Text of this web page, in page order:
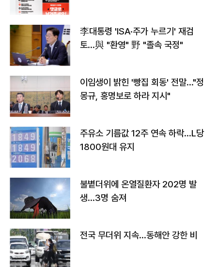
李대통령 'ISA·주가 누르기' 재검
토…與 "환영" 野 "졸속 국정"
이임생이 밝힌 '빵집 회동' 전말…"정
몽규, 홍명보로 하라 지시"
주유소 기름값 12주 연속 하락…L당
1800원대 유지
불볕더위에 온열질환자 202명 발
생…3명 숨져
전국 무더위 지속…동해안 강한 비